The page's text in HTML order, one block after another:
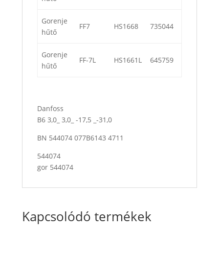
Gorenje
hűtő
FF7 HS1668 735044
Gorenje
hűtő
FF-7L HS1661L 645759
Danfoss
B6 3,0_ 3,0_ -17,5 _-31,0
BN 544074 077B6143 4711
544074
gor 544074
Kapcsolódó termékek